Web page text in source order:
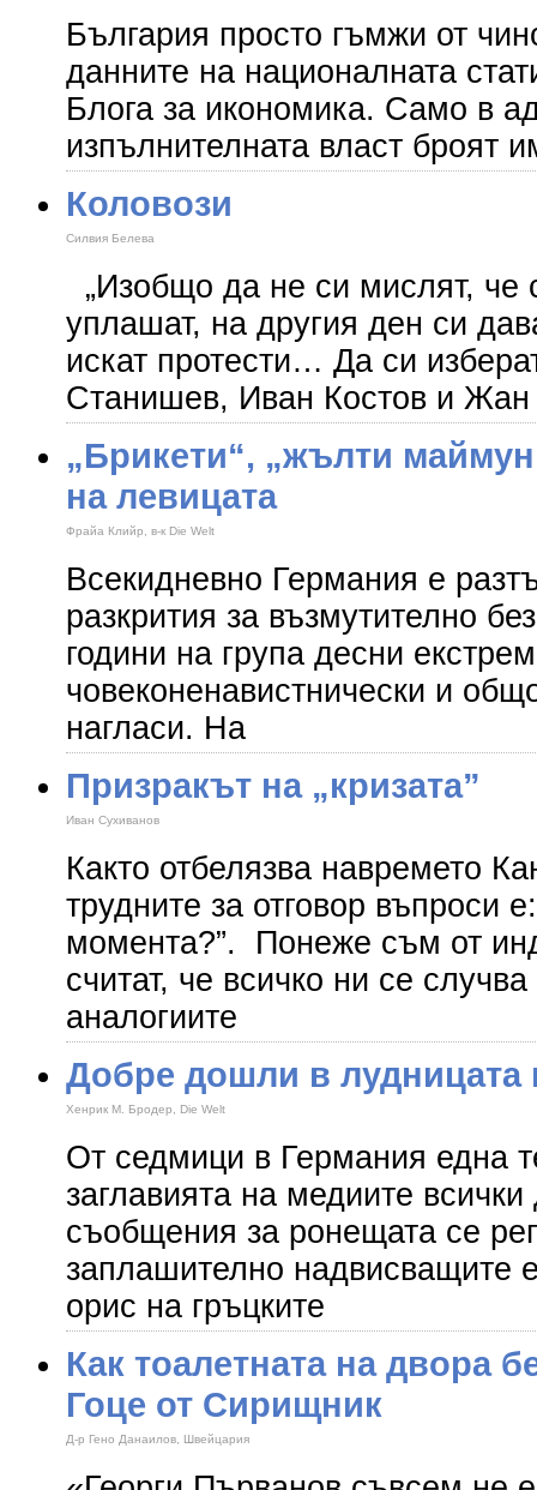
България просто гъмжи от
данните на националната
Блога за икономика. Само в
изпълнителната власт броят
Коловози
Силвия Белева
„Изобщо да не си мислят, че
уплашат, на другия ден си
искат протести… Да си
Станишев, Иван Костов и
„Брикети“, „жълти
на левицата
Фрайа Клийр, в-к Die Welt
Всекидневно Германия е
разкрития за възмутително
години на група десни
човеконенавистнически и
нагласи. На
Призракът на „кризата”
Иван Сухиванов
Както отбелязва навремето
трудните за отговор въпроси
момента?”. Понеже съм от
считат, че всичко ни се
аналогиите
Добре дошли в лудницата
Хенрик М. Бродер, Die Welt
От седмици в Германия една
заглавията на медиите всички
съобщения за ронещата се
заплашително надвисващите
орис на гръцките
Как тоалетната на двора
Гоце от Сирищник
Д-р Гено Данаилов, Швейцария